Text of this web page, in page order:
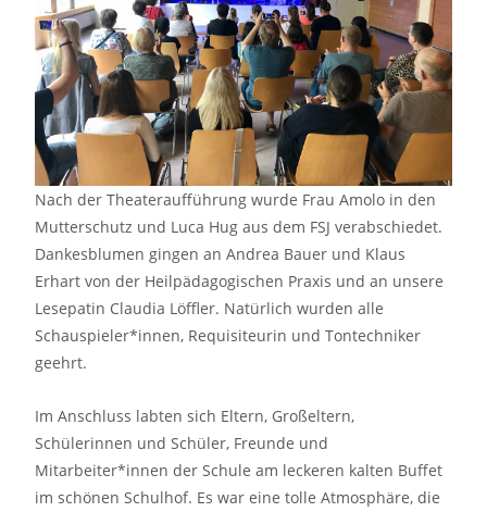
Nach der Theateraufführung wurde Frau Amolo in den
Mutterschutz und Luca Hug aus dem FSJ verabschiedet.
Dankesblumen gingen an Andrea Bauer und Klaus
Erhart von der Heilpädagogischen Praxis und an unsere
Lesepatin Claudia Löffler. Natürlich wurden alle
Schauspieler*innen, Requisiteurin und Tontechniker
geehrt.
Im Anschluss labten sich Eltern, Großeltern,
Schülerinnen und Schüler, Freunde und
Mitarbeiter*innen der Schule am leckeren kalten Buffet
im schönen Schulhof. Es war eine tolle Atmosphäre, die